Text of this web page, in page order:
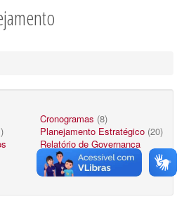
Cronogramas (8)
Planejamento Estratégico (20)
Relatório de Governança
Corporativa(13)